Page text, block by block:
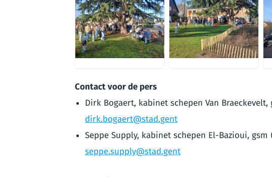
JPEG JPEG
Contact voor de pers
Dirk Bogaert, kabinet schepen Van Braeckevelt,
dirk.bogaert@stad.gent
Seppe Supply, kabinet schepen El-Bazioui, gsm
seppe.supply@stad.gent